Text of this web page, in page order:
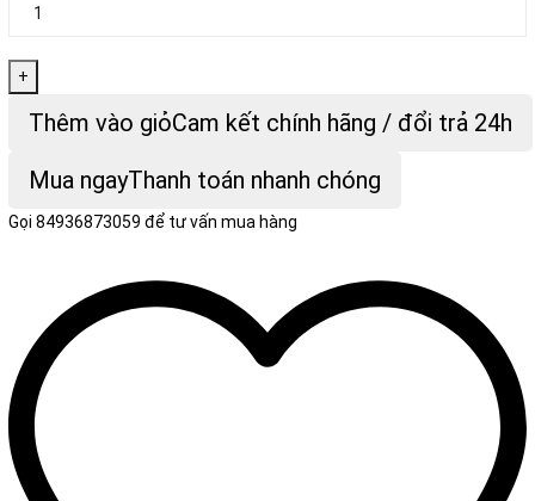
+
Thêm vào giỏCam kết chính hãng / đổi trả 24h
Mua ngayThanh toán nhanh chóng
Gọi 84936873059 để tư vấn mua hàng